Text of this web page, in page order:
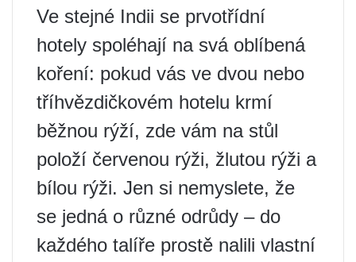
Ve stejné Indii se prvotřídní
hotely spoléhají na svá oblíbená
koření: pokud vás ve dvou nebo
tříhvězdičkovém hotelu krmí
běžnou rýží, zde vám na stůl
položí červenou rýži, žlutou rýži a
bílou rýži. Jen si nemyslete, že
se jedná o různé odrůdy – do
každého talíře prostě nalili vlastní